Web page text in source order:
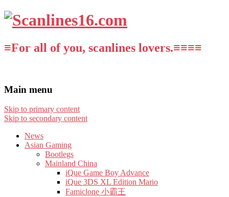
≡For all of you, scanlines lovers.≡≡≡≡
Main menu
Skip to primary content
Skip to secondary content
News
Asian Gaming
Bootlegs
Mainland China
iQue Game Boy Advance
iQue 3DS XL Edition Mario
Famiclone 小霸王